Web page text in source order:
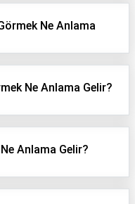
Ne Anlama
Ne Anlama Gelir?
Anlama Gelir?